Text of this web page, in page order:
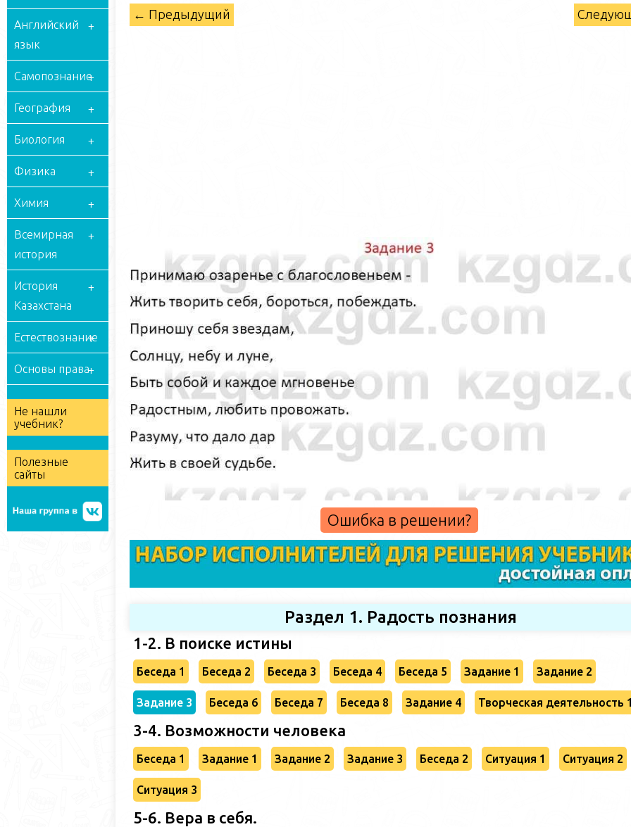
Английский
язык
Самопознание
География
Биология
Физика
Химия
Всемирная
история
История
Казахстана
Естествознание
Основы права
Не нашли
учебник?
Полезные
сайты
← Предыдущий
Ошибка в решении?
Раздел 1. Радость познания
1-2. В поиске истины
Беседа 1 Беседа 2 Беседа 3 Беседа 4 Беседа 5 Задание 1 Задание 2
Задание 3 Беседа 6 Беседа 7 Беседа 8 Задание 4 Творческая деятельность
3-4. Возможности человека
Беседа 1 Задание 1 Задание 2 Задание 3 Беседа 2 Ситуация 1 Ситуация 2
Ситуация 3
5-6. Вера в себя.